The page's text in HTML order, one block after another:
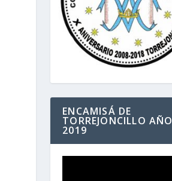
ENCAMISÁ DE
TORREJONCILLO AÑO
2019